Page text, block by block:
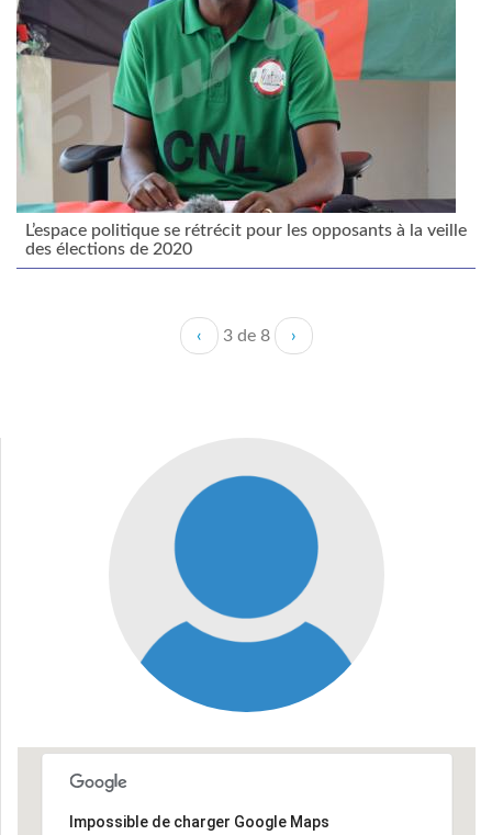
L’espace politique se rétrécit pour les opposants à la veille
des élections de 2020
‹ 3 de 8 ›
Impossible de charger Google Maps